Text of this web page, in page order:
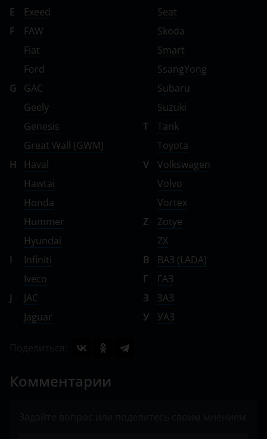
E
Exeed
F
FAW
Fiat
Ford
G
GAC
Geely
Genesis
Great Wall (GWM)
H
Haval
Hawtai
Honda
Hummer
Hyundai
I
Infiniti
Iveco
J
JAC
Jaguar
Seat
Skoda
Smart
SsangYong
Subaru
Suzuki
T
Tank
Toyota
V
Volkswagen
Volvo
Vortex
Z
Zotye
ZX
В
ВАЗ (LADA)
Г
ГАЗ
З
ЗАЗ
У
УАЗ
Комментарии